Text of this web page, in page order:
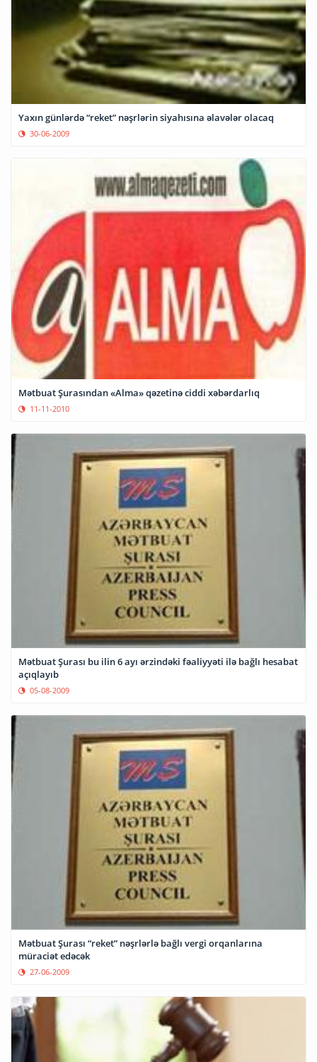
Yaxın günlərdə “reket” nəşrlərin siyahısına əlavələr olacaq
30-06-2009
Mətbuat Şurasından «Alma» qəzetinə ciddi xəbərdarlıq
11-11-2010
Mətbuat Şurası bu ilin 6 ayı ərzindəki fəaliyyəti ilə bağlı hesabat
açıqlayıb
05-08-2009
Mətbuat Şurası “reket” nəşrlərlə bağlı vergi orqanlarına
müraciət edəcək
27-06-2009